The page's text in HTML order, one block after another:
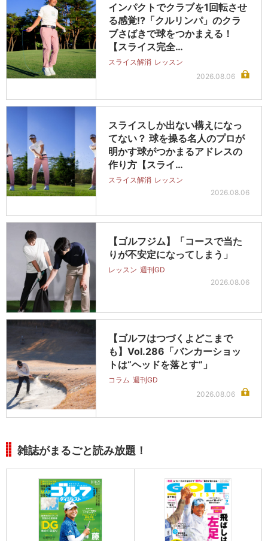
インパクトでクラブを1回転させ
る感覚!?「クルリンパ」のクラ
ブさばきで球をつかまえる！
【スライス完全…
スライス解消 レッスン
2026.08.06
スライスしか出ない構えになっ
てない？ 球を操る名人のプロが
明かす球がつかまるアドレスの
作り方【スライ…
スライス解消 レッスン
2026.08.06
【ゴルフジム】「コースで当た
りが不安定になってしまう」
レッスン 週刊GD
2026.08.06
【ゴルフはつづくよどこまで
も】Vol.286「バンカーショッ
トは“ヘッドを落とす”」
コラム 週刊GD
2026.08.06
雑誌がまるごと読み放題！